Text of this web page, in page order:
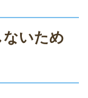
いため